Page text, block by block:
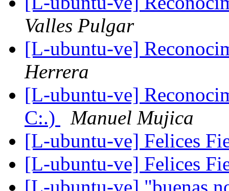
Valles Pulgar
[L-ubuntu-ve]
Herrera
[L-ubuntu-ve]
C:.)
Manuel Mujica
[L-ubuntu-ve] Felices
[L-ubuntu-ve] Felices